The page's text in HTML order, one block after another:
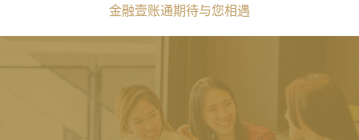
金融壹账通期待与您相遇